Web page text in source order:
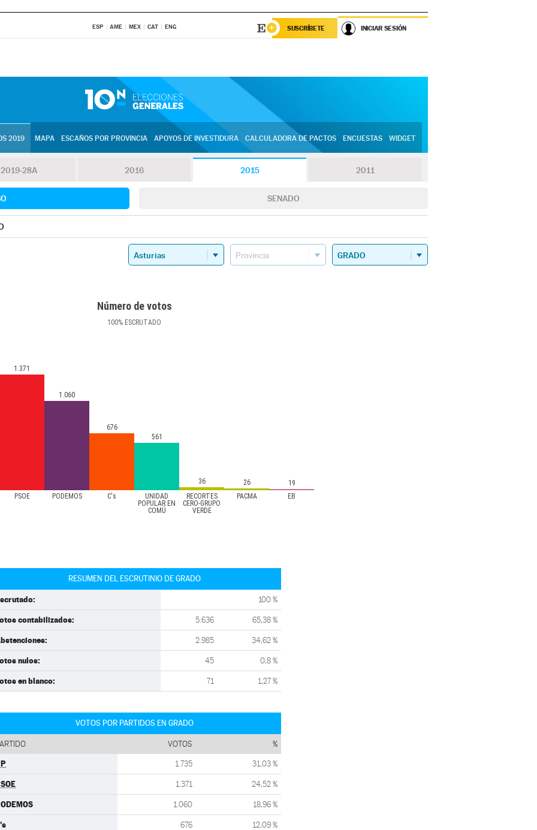
ESP AME MEX CAT ENG SUSCRÍBETE INICIAR SESIÓN
2019 MAPA ESCAÑOS POR PROVINCIA APOYOS DE INVESTIDURA CALCULADORA DE PACTOS ENCUESTAS WIDGET
2019-28A 2016 2015 2011
SENADO
Número de votos
100% ESCRUTADO
PSOE PODEMOS C's
UNIDAD
POPULAR EN
COMÚ
RECORTES
CERO-GRUPO
VERDE
PACMA EB
1.371
1.060
676
561
36 26 19
RESUMEN DEL ESCRUTINIO DE GRADO
100 %
contabilizados: 5.636 65,38 %
2.985 34,62 %
nulos: 45 0,8 %
en blanco: 71 1,27 %
VOTOS POR PARTIDOS EN GRADO
VOTOS %
1.735 31,03 %
1.371 24,52 %
1.060 18,96 %
676 12,09 %